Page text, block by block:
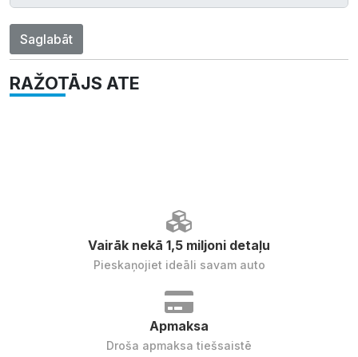
Saglabāt
RAŽOTĀJS ATE
Vairāk nekā 1,5 miljoni detaļu
Pieskaņojiet ideāli savam auto
Apmaksa
Droša apmaksa tiešsaistē